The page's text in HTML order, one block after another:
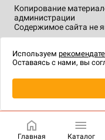
Копирование
администрации
Содержимое сайта не
технологии.
Главная Каталог
Используем
Оставаясь с нами, вы